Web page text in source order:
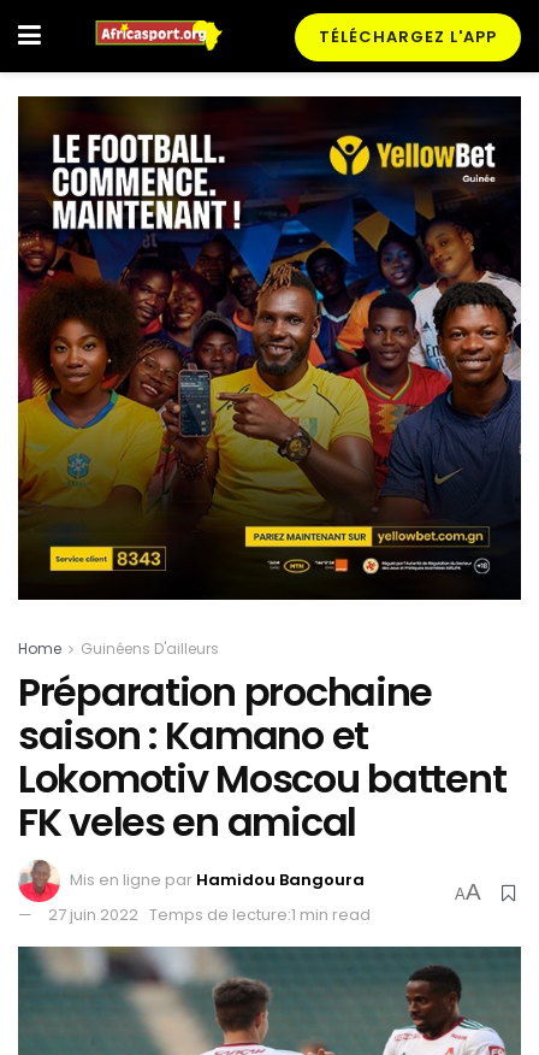
TÉLÉCHARGEZ L'APP
Home Guinéens D'ailleurs
Préparation prochaine
saison : Kamano et
Lokomotiv Moscou battent
FK veles en amical
Mis en ligne par Hamidou Bangoura
27 juin 2022 Temps de lecture:1 min read
AA